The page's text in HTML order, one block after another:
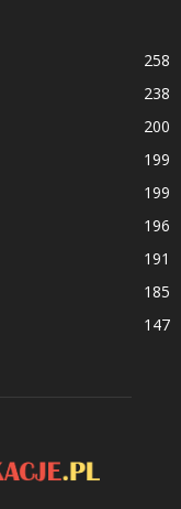
258
238
200
199
199
196
191
185
147